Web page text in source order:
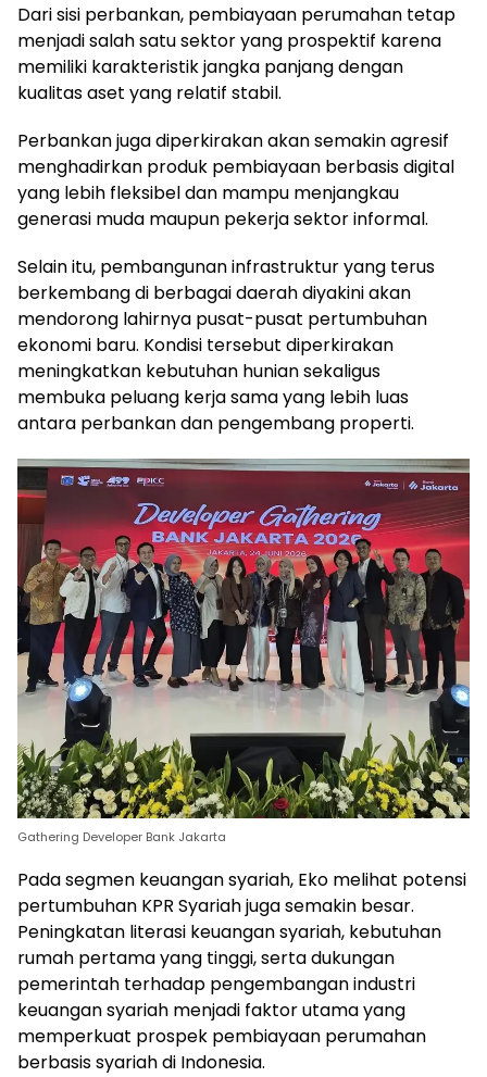
Dari sisi perbankan, pembiayaan perumahan tetap
menjadi salah satu sektor yang prospektif karena
memiliki karakteristik jangka panjang dengan
kualitas aset yang relatif stabil.
Perbankan juga diperkirakan akan semakin agresif
menghadirkan produk pembiayaan berbasis digital
yang lebih fleksibel dan mampu menjangkau
generasi muda maupun pekerja sektor informal.
Selain itu, pembangunan infrastruktur yang terus
berkembang di berbagai daerah diyakini akan
mendorong lahirnya pusat-pusat pertumbuhan
ekonomi baru. Kondisi tersebut diperkirakan
meningkatkan kebutuhan hunian sekaligus
membuka peluang kerja sama yang lebih luas
antara perbankan dan pengembang properti.
Gathering Developer Bank Jakarta
Pada segmen keuangan syariah, Eko melihat potensi
pertumbuhan KPR Syariah juga semakin besar.
Peningkatan literasi keuangan syariah, kebutuhan
rumah pertama yang tinggi, serta dukungan
pemerintah terhadap pengembangan industri
keuangan syariah menjadi faktor utama yang
memperkuat prospek pembiayaan perumahan
berbasis syariah di Indonesia.